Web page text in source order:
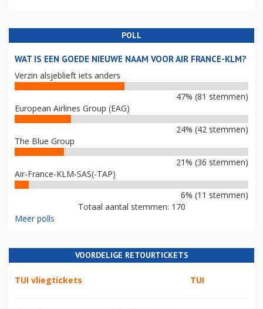
POLL
WAT IS EEN GOEDE NIEUWE NAAM VOOR AIR FRANCE-KLM?
Verzin alsjeblieft iets anders
47% (81 stemmen)
European Airlines Group (EAG)
24% (42 stemmen)
The Blue Group
21% (36 stemmen)
Air-France-KLM-SAS(-TAP)
6% (11 stemmen)
Totaal aantal stemmen: 170
Meer polls
VOORDELIGE RETOURTICKETS
TUI vliegtickets TUI